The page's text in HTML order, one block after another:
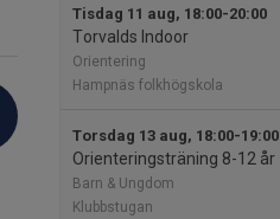
Tisdag 11 aug, 18:00-20:00
Torvalds Indoor
Orientering
Hampnäs folkhögskola
Torsdag 13 aug, 18:00-19:00
Orienteringsträning 8-12 år
Barn & Ungdom
Klubbstugan